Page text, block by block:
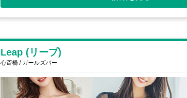
Leap (リープ)
心斎橋 / ガールズバー